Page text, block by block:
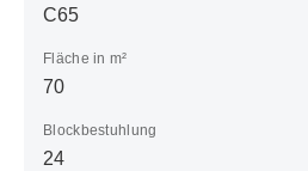
C65
Fläche in m²
70
Blockbestuhlung
24